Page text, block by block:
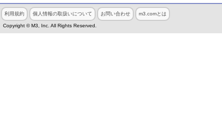
利用規約 個人情報の取扱いについて お問い合わせ m3.comとは
Copyright © M3, Inc. All Rights Reserved.